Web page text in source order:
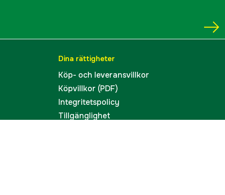
Dina rättigheter
Köp- och leveransvillkor
Köpvillkor (PDF)
Integritetspolicy
Tillgänglighet